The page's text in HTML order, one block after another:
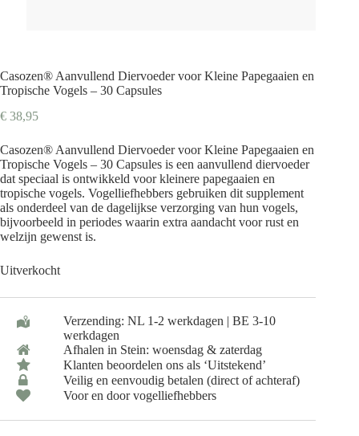
Casozen® Aanvullend Diervoeder voor Kleine Papegaaien en
Tropische Vogels – 30 Capsules
€ 38,95
Casozen® Aanvullend Diervoeder voor Kleine Papegaaien en
Tropische Vogels – 30 Capsules is een aanvullend diervoeder
dat speciaal is ontwikkeld voor kleinere papegaaien en
tropische vogels. Vogelliefhebbers gebruiken dit supplement
als onderdeel van de dagelijkse verzorging van hun vogels,
bijvoorbeeld in periodes waarin extra aandacht voor rust en
welzijn gewenst is.
Uitverkocht
Verzending: NL 1-2 werkdagen | BE 3-10
werkdagen
Afhalen in Stein: woensdag & zaterdag
Klanten beoordelen ons als ‘Uitstekend’
Veilig en eenvoudig betalen (direct of achteraf)
Voor en door vogelliefhebbers